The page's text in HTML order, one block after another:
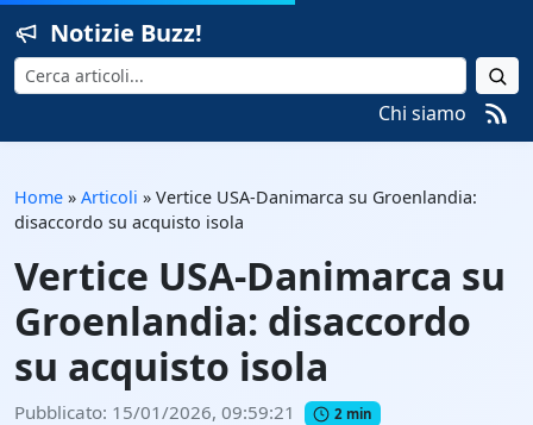
Notizie Buzz!
Cerca
Chi siamo
Home » Articoli » Vertice USA-Danimarca su Groenlandia:
disaccordo su acquisto isola
Vertice USA-Danimarca su
Groenlandia: disaccordo
su acquisto isola
Pubblicato: 15/01/2026, 09:59:21 2 min